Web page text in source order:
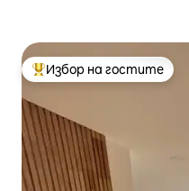
Най-популярен избор на
Избор на гостите